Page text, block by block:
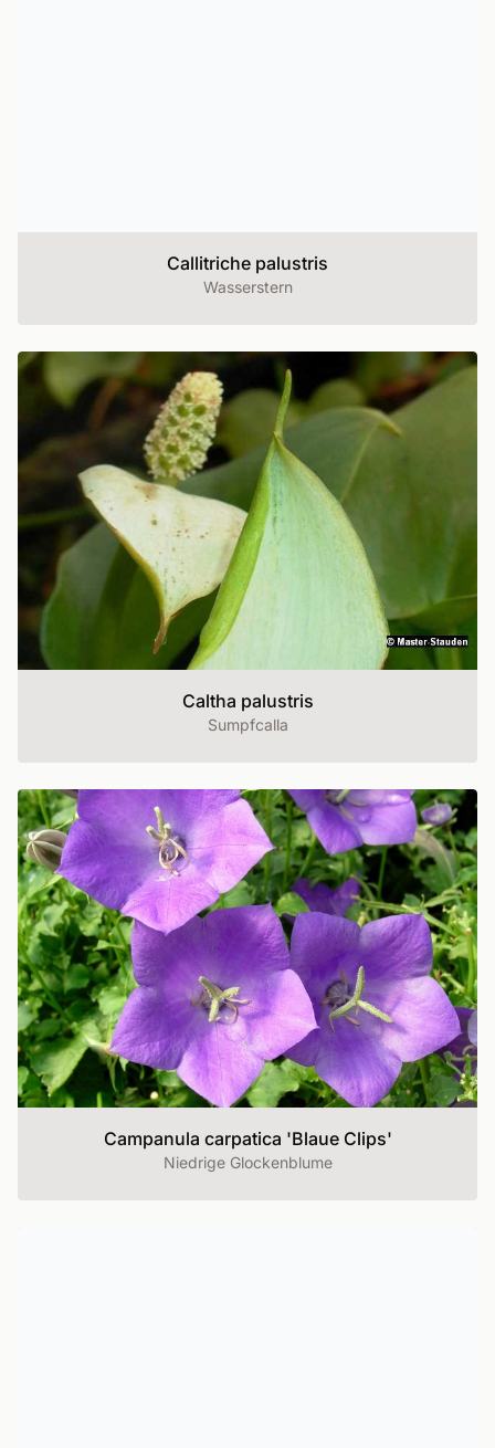
Callitriche palustris
Wasserstern
Caltha palustris
Sumpfcalla
Campanula carpatica 'Blaue Clips'
Niedrige Glockenblume